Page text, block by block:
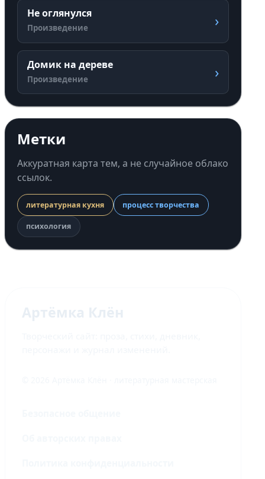
Не оглянулся
Произведение ›
Домик на дереве
Произведение ›
Метки
Аккуратная карта тем, а не случайное облако
ссылок.
литературная кухня процесс творчества
психология